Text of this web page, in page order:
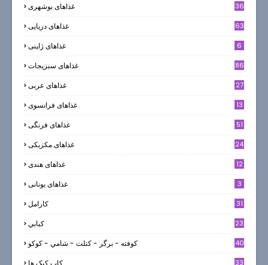
غذاهای بوشهری 36
غذاهای دریایی 63
غذاهای ژاپنی 6
غذاهای سبزیجات 86
غذاهای عربی 27
غذاهای فرانسوی 13
غذاهای فرنگی 51
غذاهای مکزیکی 24
غذاهای هندی 12
غذاهای یونانی 3
كارامل 31
كبابي 23
كوفته - برگر - كتلت - شامي - كوكو 40
کاپ کیک ها 33